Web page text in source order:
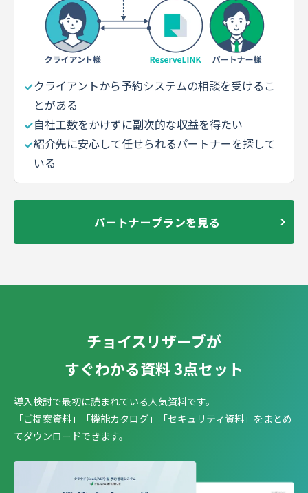
クライアントから予約システムの相談を受けるこ
とがある
自社工数をかけずに副次的な収益を得たい
紹介先に安心して任せられるパートナーを探して
いる
パートナープランを見る
チョイスリザーブが
すぐわかる資料 3点セット
導入検討で最初に読まれている人気資料です。
「ご提案資料」「機能カタログ」「セキュリティ資料」をまとめ
てダウンロードできます。